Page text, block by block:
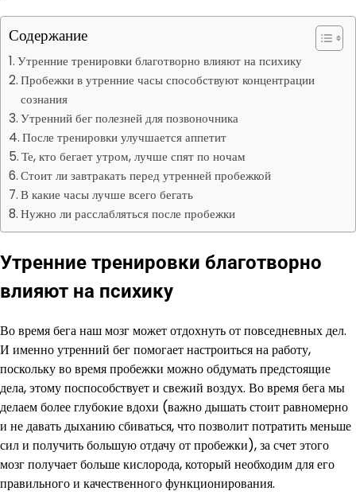
Содержание
Утренние тренировки благотворно влияют на психику
Пробежки в утренние часы способствуют концентрации
сознания
Утренний бег полезней для позвоночника
После тренировки улучшается аппетит
Те, кто бегает утром, лучше спят по ночам
Стоит ли завтракать перед утренней пробежкой
В какие часы лучше всего бегать
Нужно ли расслабляться после пробежки
Утренние тренировки благотворно
влияют на психику
Во время бега наш мозг может отдохнуть от повседневных дел.
И именно утренний бег помогает настроиться на работу,
поскольку во время пробежки можно обдумать предстоящие
дела, этому поспособствует и свежий воздух. Во время бега мы
делаем более глубокие вдохи (важно дышать стоит равномерно
и не давать дыханию сбиваться, что позволит потратить меньше
сил и получить большую отдачу от пробежки), за счет этого
мозг получает больше кислорода, который необходим для его
правильного и качественного функционирования.